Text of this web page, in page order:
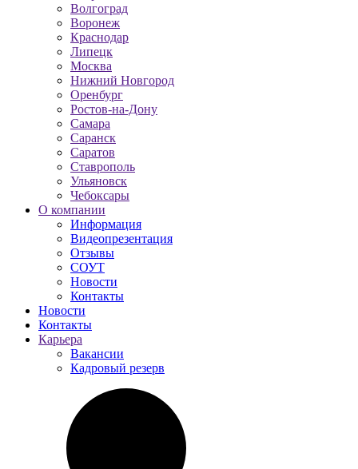
Волгоград
Воронеж
Краснодар
Липецк
Москва
Нижний Новгород
Оренбург
Ростов-на-Дону
Самара
Саранск
Саратов
Ставрополь
Ульяновск
Чебоксары
О компании
Информация
Видеопрезентация
Отзывы
СОУТ
Новости
Контакты
Новости
Контакты
Карьера
Вакансии
Кадровый резерв